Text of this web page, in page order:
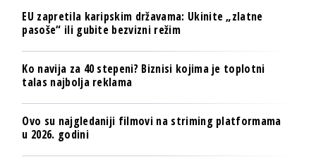
EU zapretila karipskim državama: Ukinite „zlatne
pasoše“ ili gubite bezvizni režim
Ko navija za 40 stepeni? Biznisi kojima je toplotni
talas najbolja reklama
Ovo su najgledaniji filmovi na striming platformama
u 2026. godini